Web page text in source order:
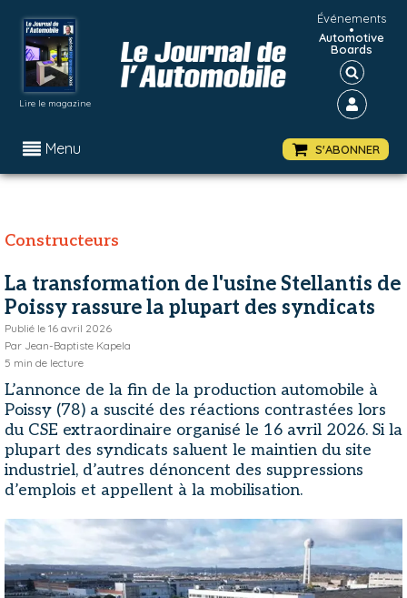
Lire le magazine
Événements
•
Automotive
Boards
Menu S'ABONNER
Constructeurs
La transformation de l'usine Stellantis de
Poissy rassure la plupart des syndicats
Publié le 16 avril 2026
Par Jean-Baptiste Kapela
5 min de lecture
L’annonce de la fin de la production automobile à
Poissy (78) a suscité des réactions contrastées lors
du CSE extraordinaire organisé le 16 avril 2026. Si la
plupart des syndicats saluent le maintien du site
industriel, d’autres dénoncent des suppressions
d’emplois et appellent à la mobilisation.